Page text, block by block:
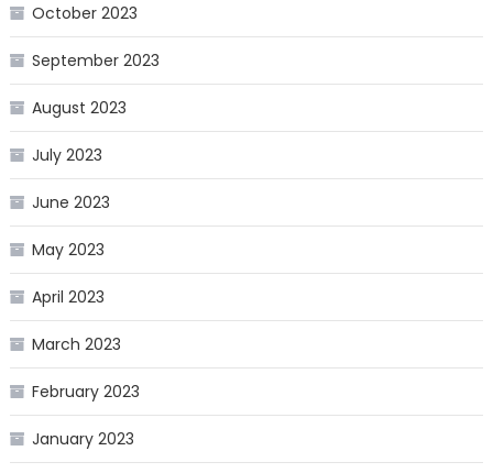
October 2023
September 2023
August 2023
July 2023
June 2023
May 2023
April 2023
March 2023
February 2023
January 2023